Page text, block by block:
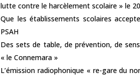
lutte contre le harcèlement scolaire » le
Que les établissements scolaires
PSAH
Des sets de table, de prévention, de
« le Connemara »
L’émission radiophonique « re-gare du